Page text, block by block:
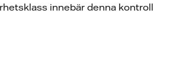
innebär denna kontroll